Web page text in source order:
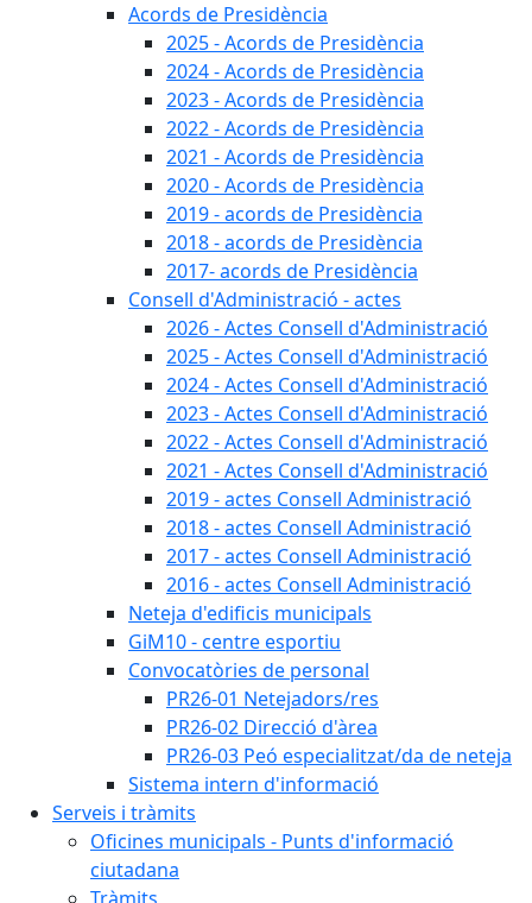
Acords de Presidència
2025 - Acords de Presidència
2024 - Acords de Presidència
2023 - Acords de Presidència
2022 - Acords de Presidència
2021 - Acords de Presidència
2020 - Acords de Presidència
2019 - acords de Presidència
2018 - acords de Presidència
2017- acords de Presidència
Consell d'Administració - actes
2026 - Actes Consell d'Administració
2025 - Actes Consell d'Administració
2024 - Actes Consell d'Administració
2023 - Actes Consell d'Administració
2022 - Actes Consell d'Administració
2021 - Actes Consell d'Administració
2019 - actes Consell Administració
2018 - actes Consell Administració
2017 - actes Consell Administració
2016 - actes Consell Administració
Neteja d'edificis municipals
GiM10 - centre esportiu
Convocatòries de personal
PR26-01 Netejadors/res
PR26-02 Direcció d'àrea
PR26-03 Peó especialitzat/da de neteja
Sistema intern d'informació
Serveis i tràmits
Oficines municipals - Punts d'informació
ciutadana